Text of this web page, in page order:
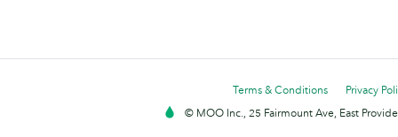
Terms & Conditions
Privacy
© MOO Inc., 25 Fairmount Ave, East